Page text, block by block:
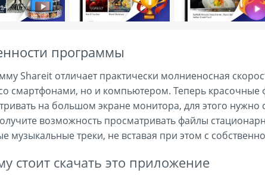
программы
Shareit отличает практически молниеносная
смартфонами, но и компьютером. Теперь
на большом экране монитора, для этого
возможность просматривать файлы
музыкальные треки, не вставая при этом с
стоит скачать это приложение